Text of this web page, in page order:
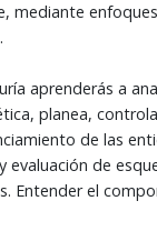
mediante
aprenderás a
planea,
de las
evaluación de
Entender el